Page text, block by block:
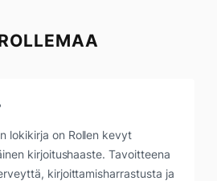
lokikirja on Rollen kevyt
kirjoitushaaste. Tavoitteena
kirjoittamisharrastusta ja